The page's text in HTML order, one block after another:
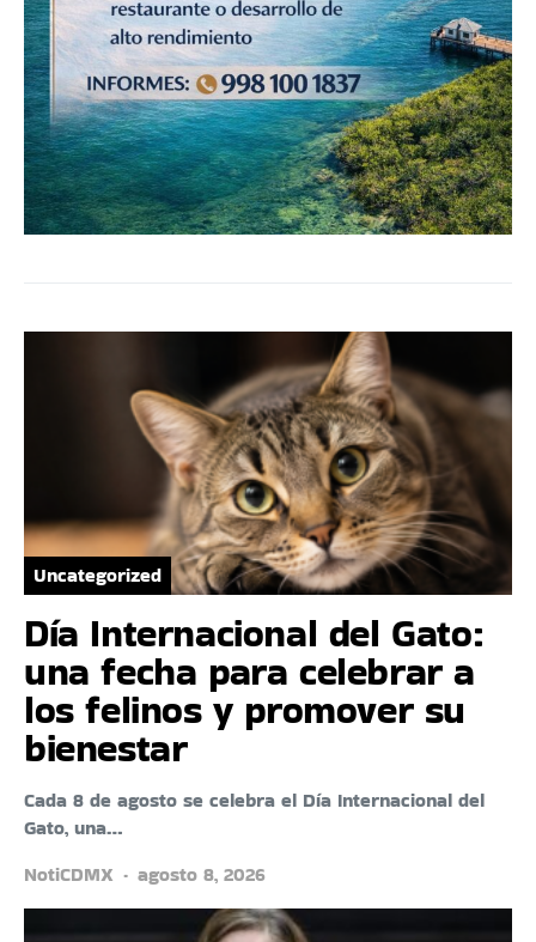
Uncategorized
Día Internacional del Gato:
una fecha para celebrar a
los felinos y promover su
bienestar
Cada 8 de agosto se celebra el Día Internacional del
Gato, una…
NotiCDMX
agosto 8, 2026